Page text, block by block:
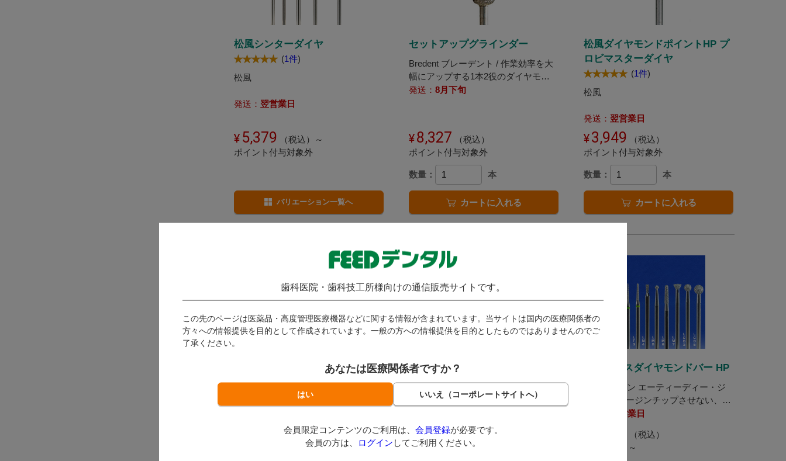
歯科医院・歯科技工所様向けの通信販売サイトです。
この先のページは医薬品・高度管理医療機器などに関する情報が含まれています。当サイトは国内の医療関係者の
方々への情報提供を目的として作成されています。一般の方への情報提供を目的としたものではありませんのでご
了承ください。
あなたは医療関係者ですか？
会員限定コンテンツのご利用は、 会員登録が必要です。
会員の方は、
ログイン してご利用ください。
松風シンターダイヤ
(1件)
松風
発送： 翌営業日
5,379
（税込）～
ポイント付与対象外
バリエーション一覧へ
セットアップグラインダー
Bredent ブレーデント / 作業効率を大
幅にアップする1本2役のダイヤモン
ドバー。
発送：8月下旬
8,327
（税込）
ポイント付与対象外
数量： 本
カートに入れる
松風ダイヤモンドポイントHP プ
ロビマスターダイヤ
(1件)
松風
発送：翌営業日
3,949
（税込）
ポイント付与対象外
数量： 本
カートに入れる
デュアルダイヤモンドポイント
（税込）～
ポイント付与対象外
ブッシュ ダイヤモンドバー(HP)
1,314 （税込）～
ポイント付与対象外
チップレスダイヤモンドバー HP
ATDジャパン エーティーディー・ジ
ャパン / マージンチップさせない、無
振動でシャープな切れ味。
翌営業日
（税込）
11ポイント～